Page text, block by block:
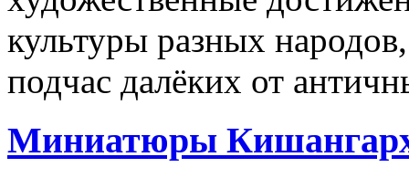
культуры разных
подчас далёких от
Миниатюры